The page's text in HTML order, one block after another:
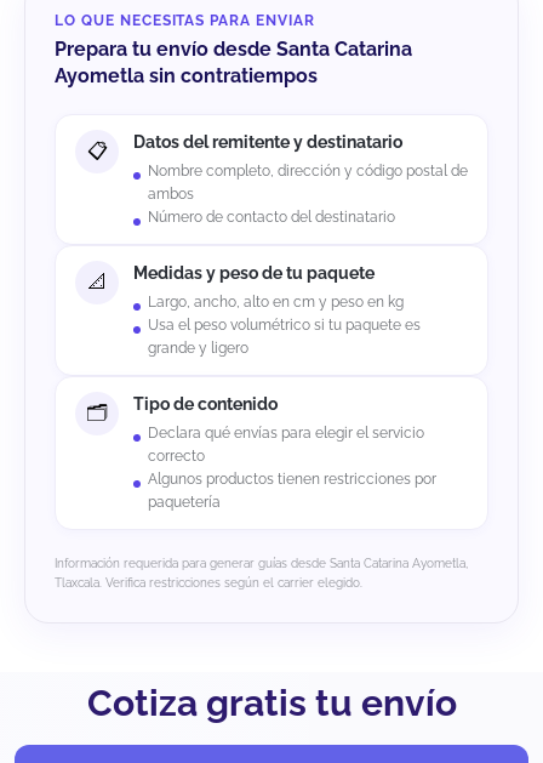
LO QUE NECESITAS PARA ENVIAR
Prepara tu envío desde Santa Catarina
Ayometla sin contratiempos
Datos del remitente y destinatario
Nombre completo, dirección y código postal de
ambos
Número de contacto del destinatario
Medidas y peso de tu paquete
Largo, ancho, alto en cm y peso en kg
Usa el peso volumétrico si tu paquete es
grande y ligero
Tipo de contenido
Declara qué envías para elegir el servicio
correcto
Algunos productos tienen restricciones por
paquetería
Información requerida para generar guías desde Santa Catarina Ayometla,
Tlaxcala. Verifica restricciones según el carrier elegido.
Cotiza gratis tu envío